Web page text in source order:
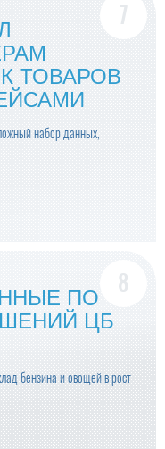
ТОВАРОВ
набор данных,
ПО
ЦБ
бензина и овощей в рост